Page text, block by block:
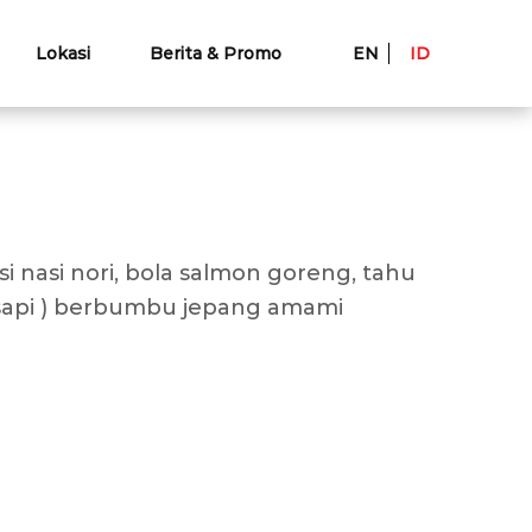
Lokasi Berita & Promo EN ID
nasi nori, bola salmon goreng, tahu
) berbumbu jepang amami